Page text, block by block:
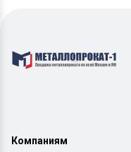
Компаниям